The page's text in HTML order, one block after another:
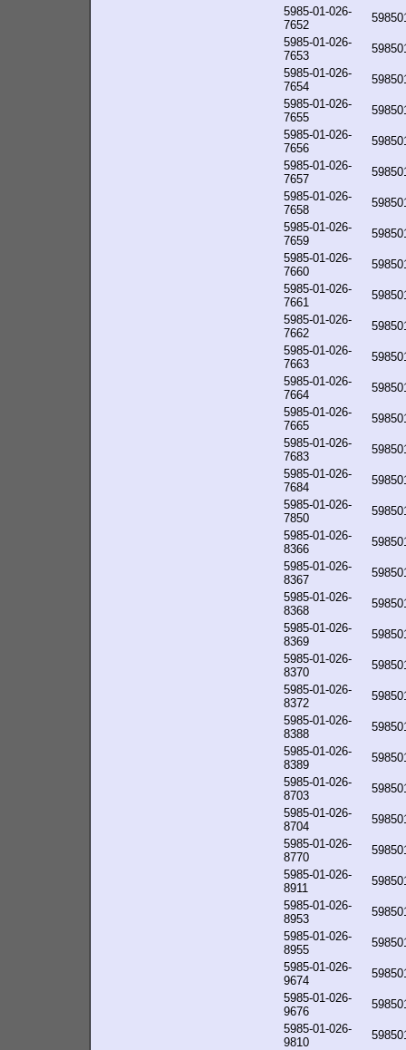
5985-01-026-
7652
5985-01-026-
7653
5985-01-026-
7654
5985-01-026-
7655
5985-01-026-
7656
5985-01-026-
7657
5985-01-026-
7658
5985-01-026-
7659
5985-01-026-
7660
5985-01-026-
7661
5985-01-026-
7662
5985-01-026-
7663
5985-01-026-
7664
5985-01-026-
7665
5985-01-026-
7683
5985-01-026-
7684
5985-01-026-
7850
5985-01-026-
8366
5985-01-026-
8367
5985-01-026-
8368
5985-01-026-
8369
5985-01-026-
8370
5985-01-026-
8372
5985-01-026-
8388
5985-01-026-
8389
5985-01-026-
8703
5985-01-026-
8704
5985-01-026-
8770
5985-01-026-
8911
5985-01-026-
8953
5985-01-026-
8955
5985-01-026-
9674
5985-01-026-
9676
5985-01-026-
9810